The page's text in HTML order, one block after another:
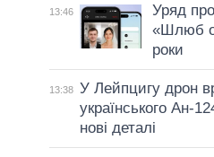
13:46
Уряд
«Шлюб
роки
13:38 У Лейпцигу дрон
українського Ан-
нові деталі